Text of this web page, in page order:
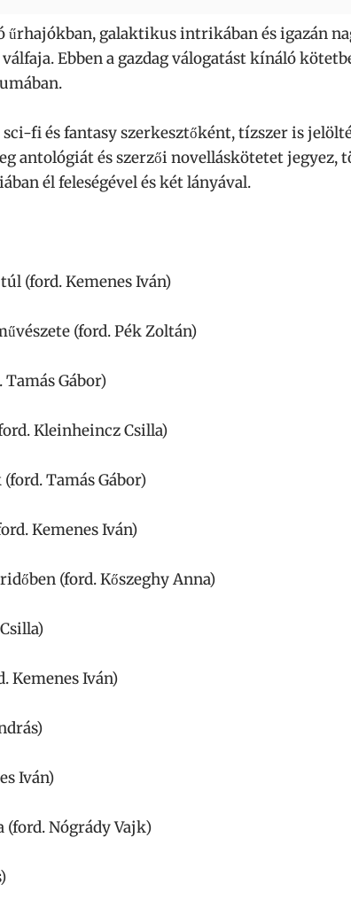
galaktikus intrikában és igazán
Ebben a gazdag válogatást kínáló
fi és fantasy szerkesztőként, tízszer is
antológiát és szerzői novelláskötetet
él feleségével és két lányával.
(ford. Kemenes Iván)
(ford. Pék Zoltán)
Gábor)
Kleinheincz Csilla)
Tamás Gábor)
Kemenes Iván)
(ford. Kőszeghy Anna)
Kemenes Iván)
Iván)
(ford. Nógrády Vajk)